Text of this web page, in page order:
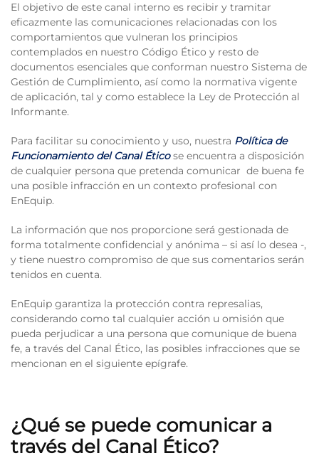
El objetivo de este canal interno es recibir y tramitar
eficazmente las comunicaciones relacionadas con los
comportamientos que vulneran los principios
contemplados en nuestro Código Ético y resto de
documentos esenciales que conforman nuestro Sistema de
Gestión de Cumplimiento, así como la normativa vigente
de aplicación, tal y como establece la Ley de Protección al
Informante.
Para facilitar su conocimiento y uso, nuestra Política de
Funcionamiento del Canal Éticose encuentra a disposición
de cualquier persona que pretenda comunicar de buena fe
una posible infracción en un contexto profesional con
EnEquip.
La información que nos proporcione será gestionada de
forma totalmente confidencial y anónima – si así lo desea -,
y tiene nuestro compromiso de que sus comentarios serán
tenidos en cuenta.
EnEquip garantiza la protección contra represalias,
considerando como tal cualquier acción u omisión que
pueda perjudicar a una persona que comunique de buena
fe, a través del Canal Ético, las posibles infracciones que se
mencionan en el siguiente epígrafe.
¿Qué se puede comunicar a
través del Canal Ético?